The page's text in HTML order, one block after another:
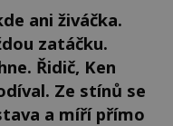
ani živáčka.
zatáčku.
Řidič, Ken
Ze stínů se
a míří přímo